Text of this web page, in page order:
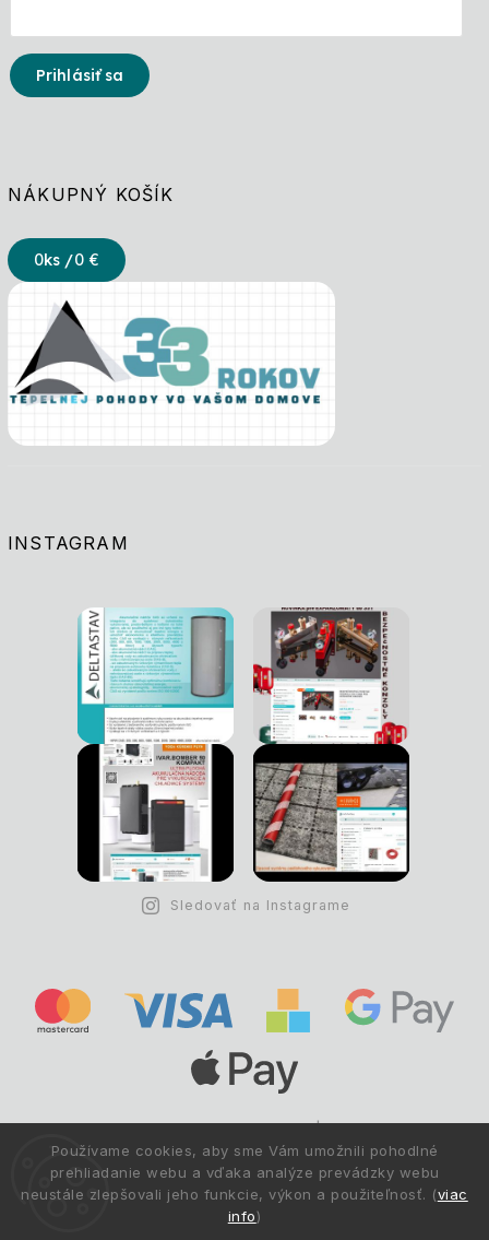
Používame cookies, aby sme Vám umožnili pohodlné
prehliadanie webu a vďaka analýze prevádzky webu
neustále zlepšovali jeho funkcie, výkon a použiteľnosť. (viac
info)
Prihlásiť sa
NÁKUPNÝ KOŠÍK
0ks /0 €
INSTAGRAM
Sledovať na Instagrame
Copyright © 1993 -2026 Deltastav.sk|
.
Všetky práva vyhradené.